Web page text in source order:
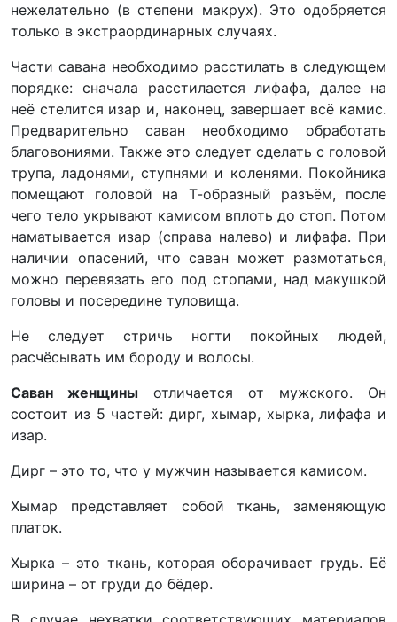
нежелательно (в степени макрух). Это одобряется
только в экстраординарных случаях.
Части савана необходимо расстилать в следующем
порядке: сначала расстилается лифафа, далее на
неё стелится изар и, наконец, завершает всё камис.
Предварительно саван необходимо обработать
благовониями. Также это следует сделать с головой
трупа, ладонями, ступнями и коленями. Покойника
помещают головой на Т-образный разъём, после
чего тело укрывают камисом вплоть до стоп. Потом
наматывается изар (справа налево) и лифафа. При
наличии опасений, что саван может размотаться,
можно перевязать его под стопами, над макушкой
головы и посередине туловища.
Не следует стричь ногти покойных людей,
расчёсывать им бороду и волосы.
Саван женщины отличается от мужского. Он
состоит из 5 частей: дирг, хымар, хырка, лифафа и
изар.
Дирг – это то, что у мужчин называется камисом.
Хымар представляет собой ткань, заменяющую
платок.
Хырка – это ткань, которая оборачивает грудь. Её
ширина – от груди до бёдер.